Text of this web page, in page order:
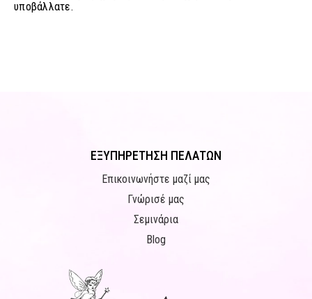
υποβάλλατε.
ΕΞΥΠΗΡΕΤΗΣΗ ΠΕΛΑΤΩΝ
Επικοινωνήστε μαζί μας
Γνώρισέ μας
Σεμινάρια
Blog